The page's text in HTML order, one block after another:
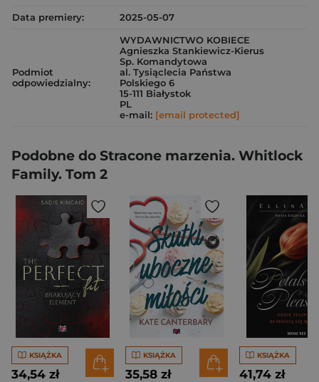
Data premiery: 2025-05-07
Podmiot
odpowiedzialny:
WYDAWNICTWO KOBIECE
Agnieszka Stankiewicz-Kierus
Sp. Komandytowa
al. Tysiąclecia Państwa
Polskiego 6
15-111 Białystok
PL
e-mail: [email protected]
Podobne do Stracone marzenia. Whitlock
Family. Tom 2
KSIĄŻKA
34,54 zł
KSIĄŻKA
35,58 zł
KSIĄŻKA
41,74 zł